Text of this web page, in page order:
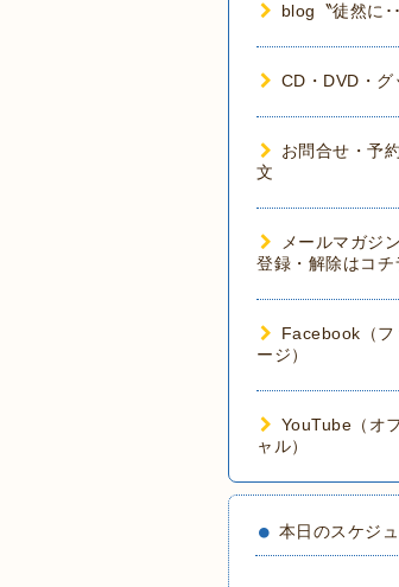
blog〝徒然に･･
CD・DVD・グ
お問合せ・予
文
メールマガジ
登録・解除はコチ
Facebook（フ
ージ）
YouTube（オ
ャル）
本日のスケジ